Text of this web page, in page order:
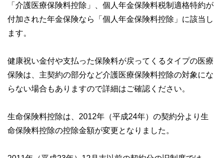
「介護医療保険料控除」、個人年金保険料税制適格特約が
付加された年金保険なら「個人年金保険料控除」に該当し
ます。
健康祝い金付や支払った保険料が戻ってくるタイプの医療
保険は、主契約の部分など介護医療保険料控除の対象にな
らない場合もありますので詳細はご確認ください。
生命保険料控除は、2012年（平成24年）の契約分より生
命保険料控除の控除金額が変更となりました。